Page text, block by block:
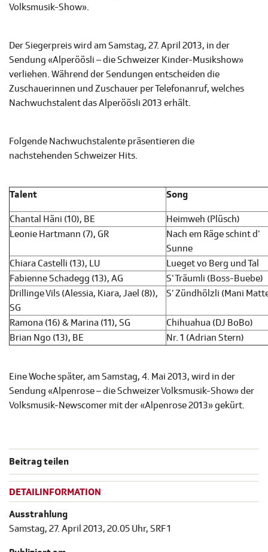
Volksmusik-Show».
Der Siegerpreis wird am Samstag, 27. April 2013, in der
Sendung «Alperöösli – die Schweizer Kinder-Musikshow»
verliehen. Während der Sendungen entscheiden die
Zuschauerinnen und Zuschauer per Telefonanruf, welches
Nachwuchstalent das Alperöösli 2013 erhält.
Folgende Nachwuchstalente präsentieren die
nachstehenden Schweizer Hits.
Talent Song
Chantal Häni (10), BE
Heimweh (Plüsch)
Leonie Hartmann (7), GR
Nach em Räge schint d‘
Sunne
Chiara Castelli (13), LU
Lueget vo Berg und Tal
Fabienne Schadegg (13), AG
S‘ Träumli (Boss-Buebe)
Drillinge Vils (Alessia, Kiara, Jael (8)),
SG
S‘ Zündhölzli (Mani
Ramona (16) & Marina (11), SG
Chihuahua (DJ BoBo)
Brian Ngo (13), BE
Nr. 1 (Adrian Stern)
Eine Woche später, am Samstag, 4. Mai 2013, wird in der
Sendung «Alpenrose – die Schweizer Volksmusik-Show» der
Volksmusik-Newscomer mit der «Alpenrose 2013» gekürt.
Beitrag teilen
DETAILINFORMATION
Ausstrahlung
Samstag, 27. April 2013, 20.05 Uhr, SRF 1